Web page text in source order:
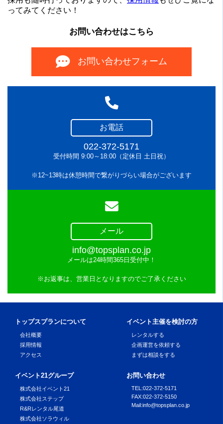
ってみてください！
お問い合わせはこちら
お問い合わせフォーム
お電話
022-372-5171
受付時間 9:00～18:00（定休日 土日祝）
※12~13時は休憩時間で繋がりづらい場合がございます
メール
info@topsplan.co.jp
メールは24時間365日受付中！
※お返事は、営業日となりますのでご了承ください
トップスプランについて
会社概要
採用情報
アクセス
イベント主催を検討の方
レンタルする
企画運営を依頼する
まずは相談をする
イベント21グループ
株式会社イベント21
株式会社ステップ
R&Rレンタル尾道
株式会社ソラウィル
お問い合わせ
TEL :022-372-5171
FAX:022-372-5150
Mail:info@topsplan.co.jp